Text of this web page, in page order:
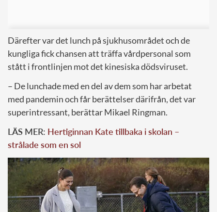
Därefter var det lunch på sjukhusområdet och de
kungliga fick chansen att träffa vårdpersonal som
stått i frontlinjen mot det kinesiska dödsviruset.
– De lunchade med en del av dem som har arbetat
med pandemin och får berättelser därifrån, det var
superintressant, berättar Mikael Ringman.
LÄS MER: Hertiginnan Kate tillbaka i skolan –
strålade som en sol